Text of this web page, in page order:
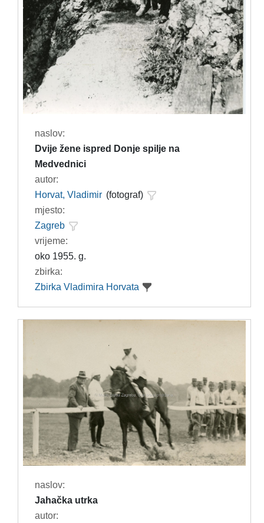
naslov:
Dvije žene ispred Donje spilje na
Medvednici
autor:
Horvat, Vladimir (fotograf)
mjesto:
Zagreb
vrijeme:
oko 1955. g.
zbirka:
Zbirka Vladimira Horvata
naslov:
Jahačka utrka
autor: